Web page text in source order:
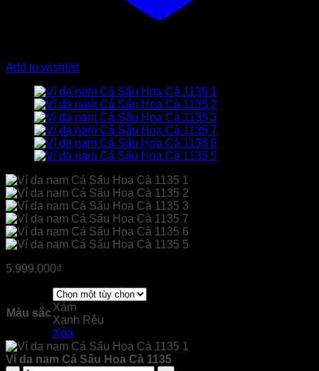
Add to wishlist
5.999.000₫
Màu sắc Xám
Xanh Rêu
Xóa
Ví da nam Cá Sấu Hoa Cà 1135